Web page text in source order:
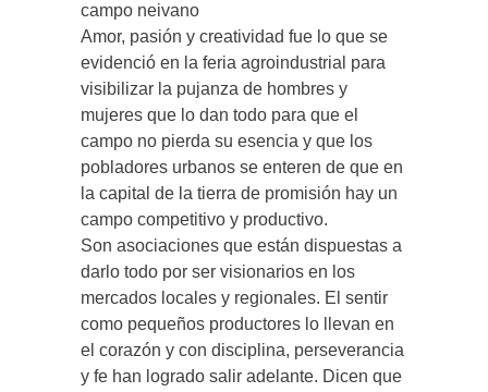
campo neivano
Amor, pasión y creatividad fue lo que se
evidenció en la feria agroindustrial para
visibilizar la pujanza de hombres y
mujeres que lo dan todo para que el
campo no pierda su esencia y que los
pobladores urbanos se enteren de que en
la capital de la tierra de promisión hay un
campo competitivo y productivo.
Son asociaciones que están dispuestas a
darlo todo por ser visionarios en los
mercados locales y regionales. El sentir
como pequeños productores lo llevan en
el corazón y con disciplina, perseverancia
y fe han logrado salir adelante. Dicen que